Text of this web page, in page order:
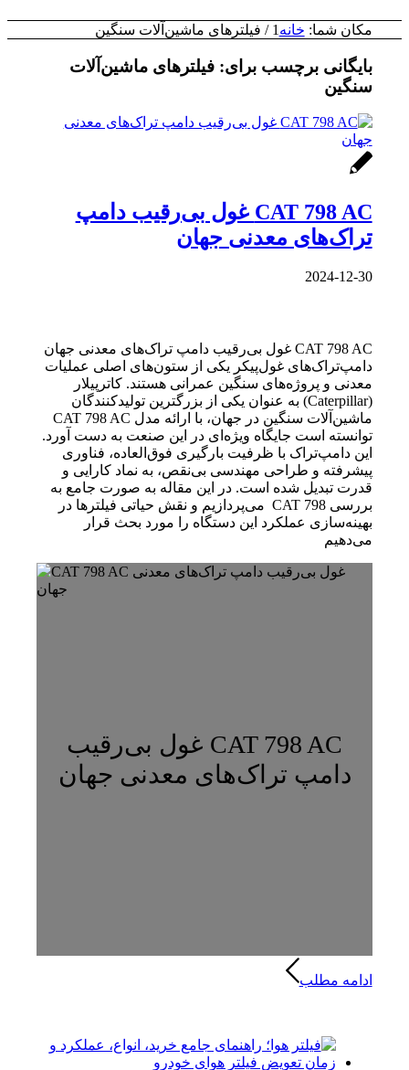
مکان شما: خانه 1
/ فیلترهای ماشین‌آلات سنگین
بایگانی برچسب برای:فیلترهای ماشین‌آلات
سنگین
CAT 798 AC غول بی‌رقیب دامپ
تراک‌های معدنی جهان
2024-12-30
CAT 798 AC غول بی‌رقیب دامپ تراک‌های معدنی جهان
دامپ‌تراک‌های غول‌پیکر یکی از ستون‌های اصلی عملیات
معدنی و پروژه‌های سنگین عمرانی هستند. کاترپیلار
(Caterpillar) به عنوان یکی از بزرگترین تولیدکنندگان
ماشین‌آلات سنگین در جهان، با ارائه مدل CAT 798 AC
توانسته است جایگاه ویژه‌ای در این صنعت به دست آورد.
این دامپ‌تراک با ظرفیت بارگیری فوق‌العاده، فناوری
پیشرفته و طراحی مهندسی بی‌نقص، به نماد کارایی و
قدرت تبدیل شده است. در این مقاله به صورت جامع به
بررسی CAT 798 می‌پردازیم و نقش حیاتی فیلترها در
بهینه‌سازی عملکرد این دستگاه را مورد بحث قرار
می‌دهیم
CAT 798 AC غول بی‌رقیب
دامپ تراک‌های معدنی جهان
ادامه مطلب